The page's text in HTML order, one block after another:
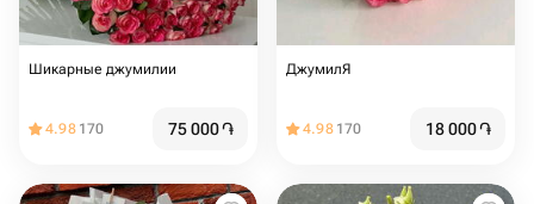
Шикарные джумилии
4.98 170 75 000֏
ДжумилЯ
4.98 170 18 000֏